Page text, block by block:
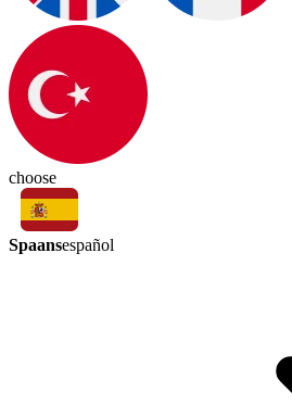
choose
Spaansespañol